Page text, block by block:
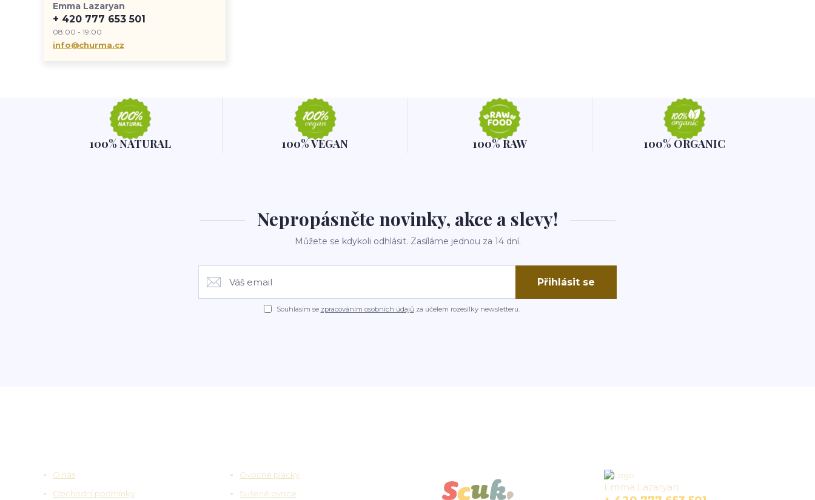
Emma Lazaryan
+ 420 777 653 501
08:00 - 19:00
info@churma.cz
100% NATURAL 100% VEGAN 100% RAW 100% ORGANIC
Nepropásněte novinky, akce a slevy!
Můžete se kdykoli odhlásit. Zasíláme jednou za 14 dní.
Přihlásit se
Souhlasím se zpracováním osobních údajůza účelem rozesílky newsletteru.
O nás
Obchodní podmínky
Ovocné placky
Sušené ovoce
Emma Lazaryan